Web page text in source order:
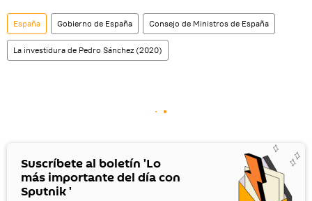
España Gobierno de España Consejo de Ministros de España
La investidura de Pedro Sánchez (2020)
Suscríbete al boletín 'Lo
más importante del día con
Sputnik '